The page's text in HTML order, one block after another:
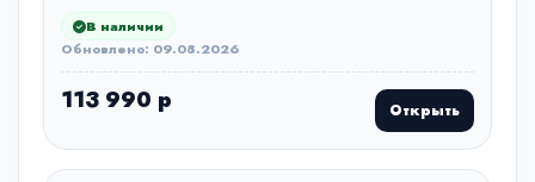
В наличии
Обновлено: 09.08.2026
113 990 р Открыть